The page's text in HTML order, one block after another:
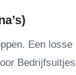
Een losse